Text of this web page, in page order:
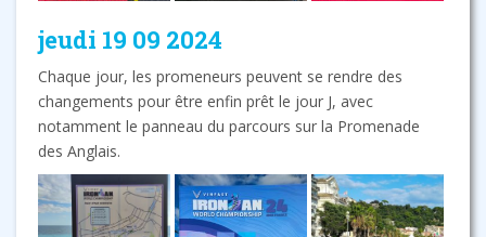
jeudi 19 09 2024
Chaque jour, les promeneurs peuvent se rendre des
changements pour être enfin prêt le jour J, avec
notamment le panneau du parcours sur la Promenade
des Anglais.